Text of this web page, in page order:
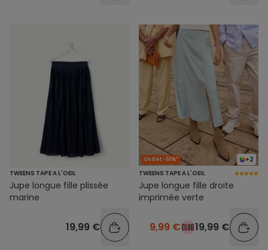
TWEENS TAPE A L'OEIL
Jupe longue fille plissée
marine
19,99 €
+2
Outlet -50%*
TWEENS TAPE A L'OEIL
Jupe longue fille droite
imprimée verte
9,99 € 19,99 €